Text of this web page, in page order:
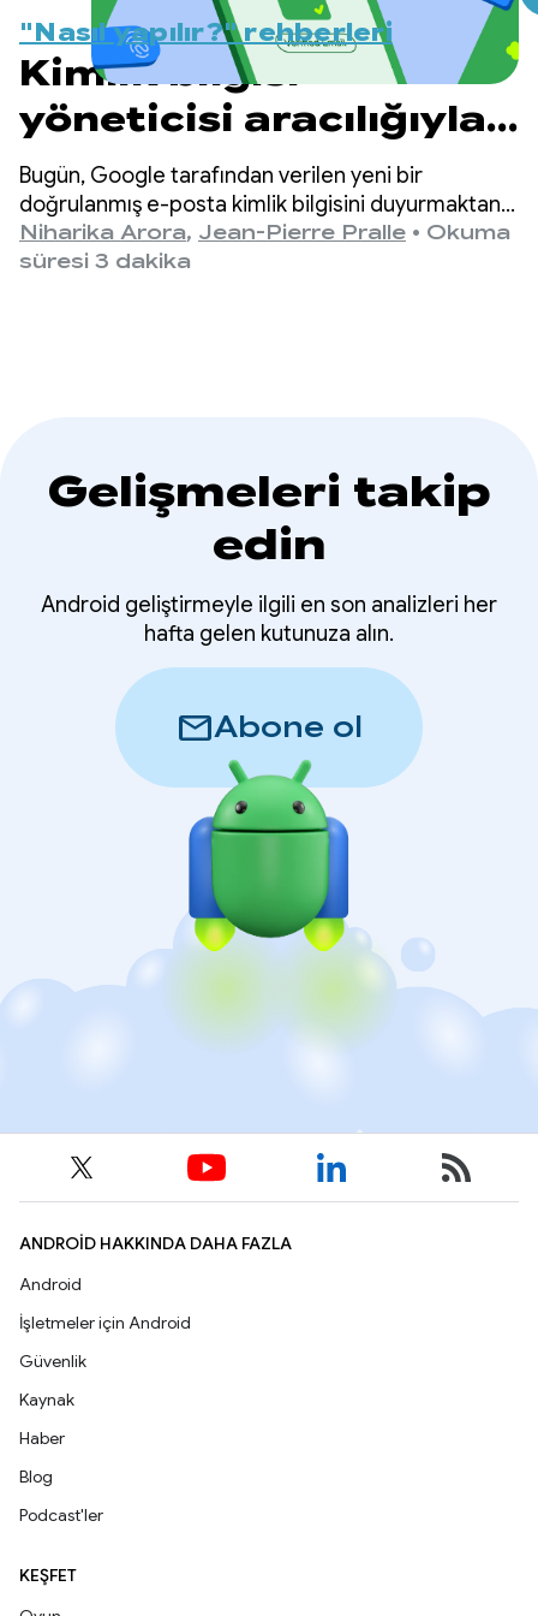
"Nasıl yapılır?" rehberleri
Kimlik bilgisi
yöneticisi aracılığıyla
doğrulanmış e-posta
ile kullanıcı
yolculuklarını
Bugün, Google tarafından verilen yeni bir
doğrulanmış e-posta kimlik bilgisini duyurmaktan
heyecan duyuyoruz. Geliştiriciler artık bu kimlik
bilgisini doğrudan Android'in Kimlik Bilgisi
Niharika Arora, Jean-Pierre Pralle • Okuma
süresi 3 dakika
Gelişmeleri takip
edin
Android geliştirmeyle ilgili en son analizleri her
hafta gelen kutunuza alın.
mailAbone ol
ANDROID HAKKINDA DAHA FAZLA
Android
İşletmeler için Android
Güvenlik
Kaynak
Haber
Blog
Podcast'ler
KEŞFET